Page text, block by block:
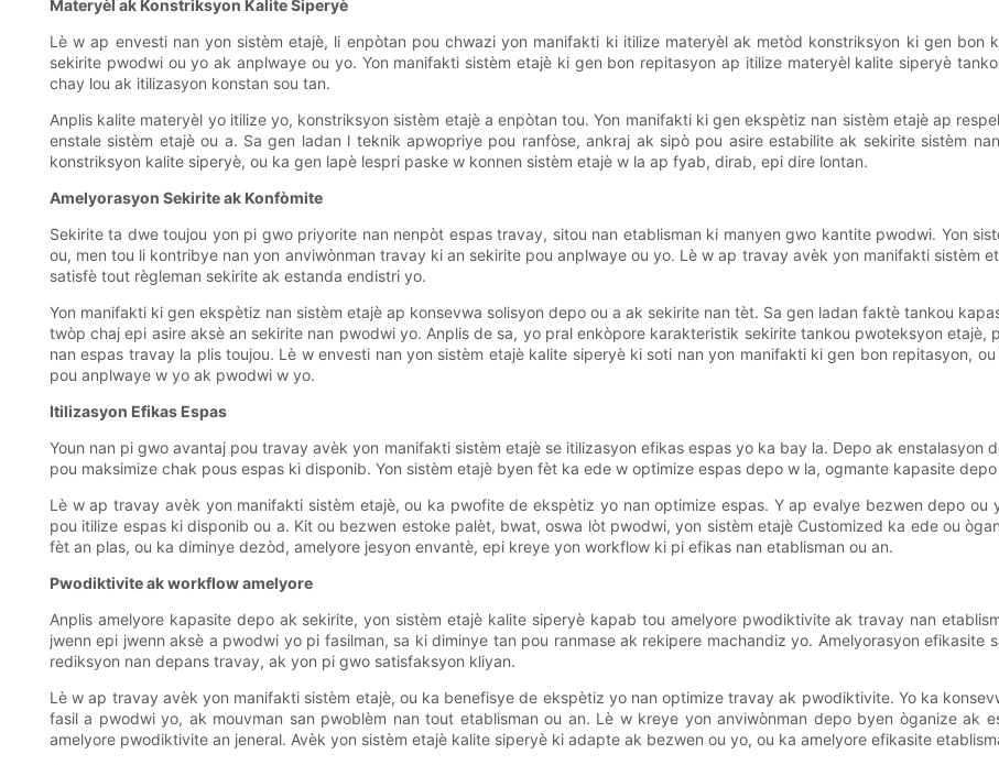
Materyèl ak Konstriksyon Kalite Siperyè
Lè w ap envesti nan yon sistèm etajè, li enpòtan pou chwazi yon manifakti ki itilize materyèl ak metòd konstriksyon ki gen bon
sekirite pwodwi ou yo ak anplwaye ou yo. Yon manifakti sistèm etajè ki gen bon repitasyon ap itilize materyèl kalite siperyè
chay lou ak itilizasyon konstan sou tan.
Anplis kalite materyèl yo itilize yo, konstriksyon sistèm etajè a enpòtan tou. Yon manifakti ki gen ekspètiz nan sistèm etajè ap
enstale sistèm etajè ou a. Sa gen ladan l teknik apwopriye pou ranfòse, ankraj ak sipò pou asire estabilite ak sekirite sistèm
konstriksyon kalite siperyè, ou ka gen lapè lespri paske w konnen sistèm etajè w la ap fyab, dirab, epi dire lontan.
Amelyorasyon Sekirite ak Konfòmite
Sekirite ta dwe toujou yon pi gwo priyorite nan nenpòt espas travay, sitou nan etablisman ki manyen gwo kantite pwodwi. Yon
ou, men tou li kontribye nan yon anviwònman travay ki an sekirite pou anplwaye ou yo. Lè w ap travay avèk yon manifakti sistèm
satisfè tout règleman sekirite ak estanda endistri yo.
Yon manifakti ki gen ekspètiz nan sistèm etajè ap konsevwa solisyon depo ou a ak sekirite nan tèt. Sa gen ladan faktè tankou
twòp chaj epi asire aksè an sekirite nan pwodwi yo. Anplis de sa, yo pral enkòpore karakteristik sekirite tankou pwoteksyon
nan espas travay la plis toujou. Lè w envesti nan yon sistèm etajè kalite siperyè ki soti nan yon manifakti ki gen bon repitasyon,
pou anplwaye w yo ak pwodwi w yo.
Itilizasyon Efikas Espas
Youn nan pi gwo avantaj pou travay avèk yon manifakti sistèm etajè se itilizasyon efikas espas yo ka bay la. Depo ak enstalasyon
pou maksimize chak pous espas ki disponib. Yon sistèm etajè byen fèt ka ede w optimize espas depo w la, ogmante kapasite
Lè w ap travay avèk yon manifakti sistèm etajè, ou ka pwofite de ekspètiz yo nan optimize espas. Y ap evalye bezwen depo
pou itilize espas ki disponib ou a. Kit ou bezwen estoke palèt, bwat, oswa lòt pwodwi, yon sistèm etajè Customized ka ede ou
fèt an plas, ou ka diminye dezòd, amelyore jesyon envantè, epi kreye yon workflow ki pi efikas nan etablisman ou an.
Pwodiktivite ak workflow amelyore
Anplis amelyore kapasite depo ak sekirite, yon sistèm etajè kalite siperyè kapab tou amelyore pwodiktivite ak travay nan
jwenn epi jwenn aksè a pwodwi yo pi fasilman, sa ki diminye tan pou ranmase ak rekipere machandiz yo. Amelyorasyon
rediksyon nan depans travay, ak yon pi gwo satisfaksyon kliyan.
Lè w ap travay avèk yon manifakti sistèm etajè, ou ka benefisye de ekspètiz yo nan optimize travay ak pwodiktivite. Yo ka
fasil a pwodwi yo, ak mouvman san pwoblèm nan tout etablisman ou an. Lè w kreye yon anviwònman depo byen òganize ak
amelyore pwodiktivite an jeneral. Avèk yon sistèm etajè kalite siperyè ki adapte ak bezwen ou yo, ou ka amelyore efikasite